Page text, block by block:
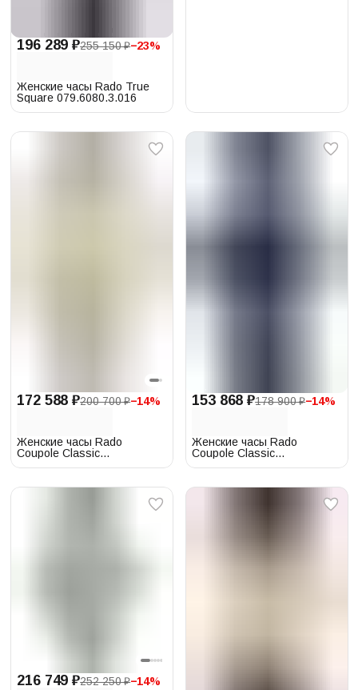
196 289 ₽255 150 ₽−23%
Женские часы Rado True
Square 079.6080.3.016
172 588 ₽200 700 ₽−14%
Женские часы Rado
Coupole Classic
153 868 ₽178 900 ₽−14%
Женские часы Rado
Coupole Classic
216 749 ₽252 250 ₽−14%